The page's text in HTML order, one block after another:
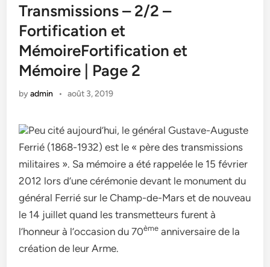
Transmissions – 2/2 –
Fortification et
MémoireFortification et
Mémoire | Page 2
byadmin • août 3, 2019
Peu cité aujourd’hui, le général Gustave-Auguste
Ferrié (1868-1932) est le « père des transmissions
militaires ». Sa mémoire a été rappelée le 15 février
2012 lors d’une cérémonie devant le monument du
général Ferrié sur le Champ-de-Mars et de nouveau
le 14 juillet quand les transmetteurs furent à
l’honneur à l’occasion du 70ème anniversaire de la
création de leur Arme.